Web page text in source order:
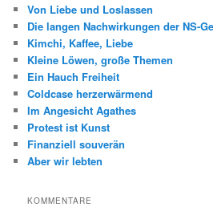
Von Liebe und Loslassen
Die langen Nachwirkungen der NS-
Kimchi, Kaffee, Liebe
Kleine Löwen, große Themen
Ein Hauch Freiheit
Coldcase herzerwärmend
Im Angesicht Agathes
Protest ist Kunst
Finanziell souverän
Aber wir lebten
KOMMENTARE